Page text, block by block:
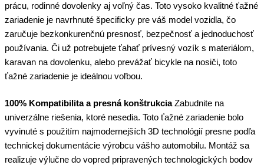
prácu, rodinné dovolenky aj voľný čas. Toto vysoko kvalitné ťažné
zariadenie je navrhnuté špecificky pre váš model vozidla, čo
zaručuje bezkonkurenčnú presnosť, bezpečnosť a jednoduchosť
používania. Či už potrebujete ťahať prívesný vozík s materiálom,
karavan na dovolenku, alebo prevážať bicykle na nosiči, toto
ťažné zariadenie je ideálnou voľbou.
100% Kompatibilita a presná konštrukciaZabudnite na
univerzálne riešenia, ktoré nesedia. Toto ťažné zariadenie bolo
vyvinuté s použitím najmodernejších 3D technológií presne podľa
technickej dokumentácie výrobcu vášho automobilu. Montáž sa
realizuje výlučne do vopred pripravených technologických bodov